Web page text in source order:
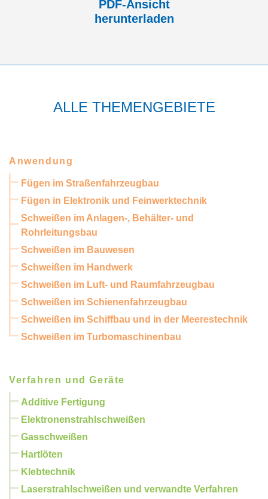
PDF-Ansicht
herunterladen
ALLE THEMENGEBIETE
Anwendung
Fügen im Straßenfahrzeugbau
Fügen in Elektronik und Feinwerktechnik
Schweißen im Anlagen-, Behälter- und
Rohrleitungsbau
Schweißen im Bauwesen
Schweißen im Handwerk
Schweißen im Luft- und Raumfahrzeugbau
Schweißen im Schienenfahrzeugbau
Schweißen im Schiffbau und in der Meerestechnik
Schweißen im Turbomaschinenbau
Verfahren und Geräte
Additive Fertigung
Elektronenstrahlschweißen
Gasschweißen
Hartlöten
Klebtechnik
Laserstrahlschweißen und verwandte Verfahren